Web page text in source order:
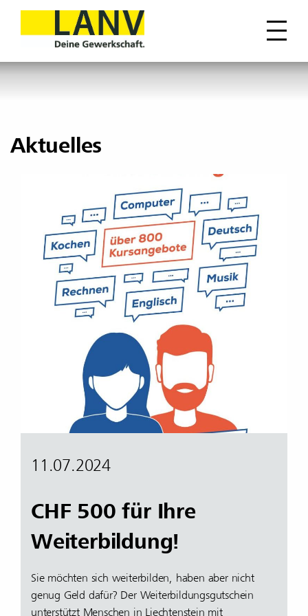
Aktuelles
11.07.2024
CHF 500 für Ihre
Weiterbildung!
Sie möchten sich weiterbilden, haben aber nicht
genug Geld dafür? Der Weiterbildungsgutschein
unterstützt Menschen in Liechtenstein mit